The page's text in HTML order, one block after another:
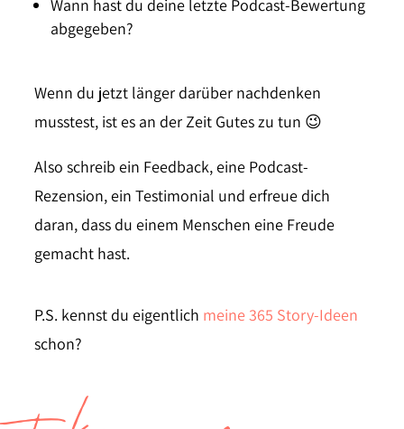
Wann hast du deine letzte Podcast-Bewertung
abgegeben?
Wenn du jetzt länger darüber nachdenken
musstest, ist es an der Zeit Gutes zu tun 😉
Also schreib ein Feedback, eine Podcast-
Rezension, ein Testimonial und erfreue dich
daran, dass du einem Menschen eine Freude
gemacht hast.
P.S. kennst du eigentlich meine 365 Story-Ideen
schon?